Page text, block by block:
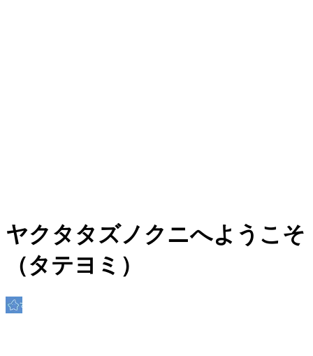
ヤクタタズノクニへようこそ
（タテヨミ）